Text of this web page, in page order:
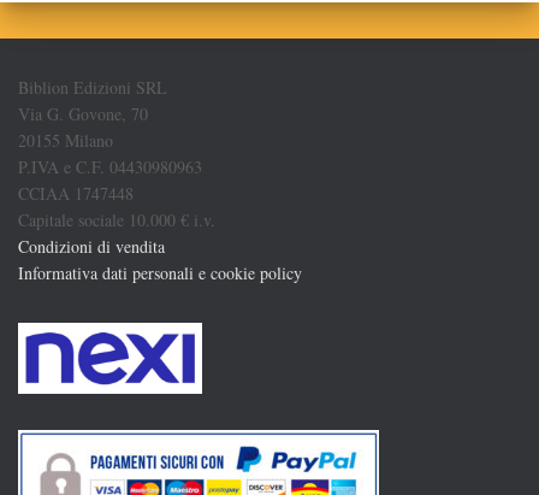
Biblion Edizioni SRL
Via G. Govone, 70
20155 Milano
P.IVA e C.F. 04430980963
CCIAA 1747448
Capitale sociale 10.000 € i.v.
Condizioni di vendita
Informativa dati personali e cookie policy